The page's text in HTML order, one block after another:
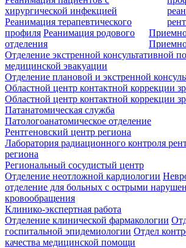
хирургической инфекцией
Реанимация терапевтического
профиля Реанимация родового
отделения
Отделение экстренной консультативной
медицинской эвакуации
Отделение плановой и экстренной
Областной центр контактной коррекции
Областной центр контактной коррекции
Патанатомическая служба
Патологоанатомическое отделение
Рентгеновский центр региона
Лаборатория радиационного контроля
региона
Региональный сосудистый центр
Отделение неотложной кардиологии
отделение для больных с острыми
кровообращения
Клинико-экспертная работа
Отделение клинической фармакологии
госпитальной эпидемиологии Отдел
качества медицинской помощи